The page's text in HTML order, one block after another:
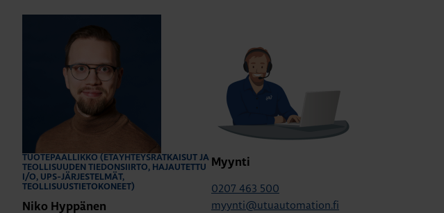
TUOTEPÄÄLLIKKÖ (ETÄYHTEYSRATKAISUT JA
TEOLLISUUDEN TIEDONSIIRTO, HAJAUTETTU
I/O, UPS-JÄRJESTELMÄT,
TEOLLISUUSTIETOKONEET)
Niko Hyppänen
Myynti
0207 463 500
myynti@utuautomation.fi